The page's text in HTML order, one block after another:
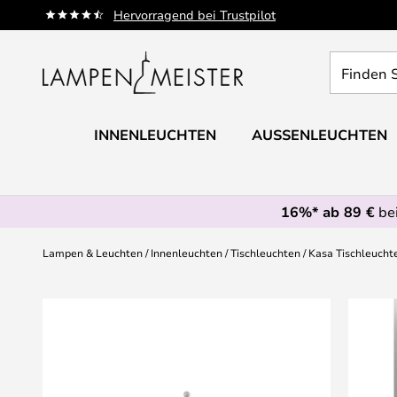
Hervorragend bei Trustpilot
Zum
Inhalt
Sie
Leuchte...
INNENLEUCHTEN AUSSENLEUCHTEN
16%* ab 89 €
Lampen & Leuchten Innenleuchten Tischleuchten Kasa